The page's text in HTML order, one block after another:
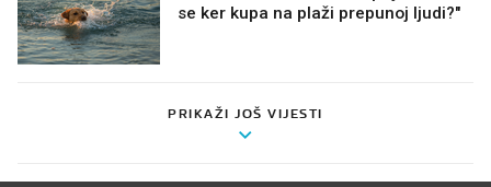
se ker kupa na plaži prepunoj ljudi?"
PRIKAŽI JOŠ VIJESTI